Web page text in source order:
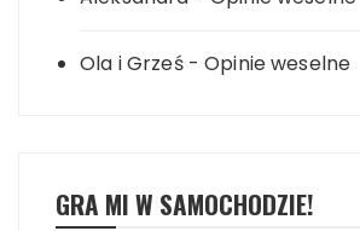
Ola i Grześ-Opinie weselne
GRA MI W SAMOCHODZIE!